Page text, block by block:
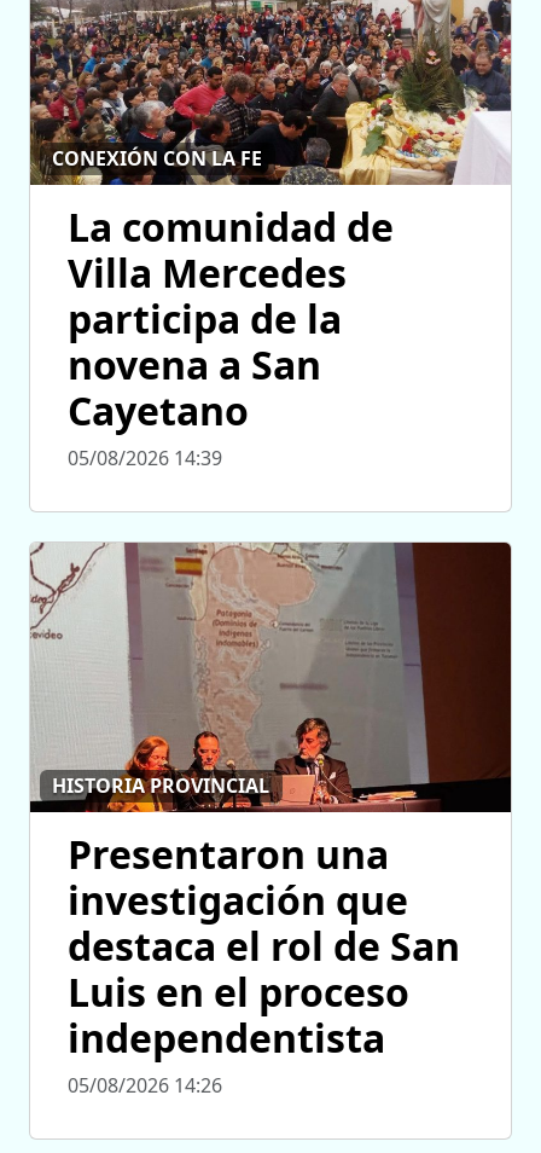
CONEXIÓN CON LA FE
La comunidad de
Villa Mercedes
participa de la
novena a San
Cayetano
05/08/2026 14:39
HISTORIA PROVINCIAL
Presentaron una
investigación que
destaca el rol de San
Luis en el proceso
independentista
05/08/2026 14:26